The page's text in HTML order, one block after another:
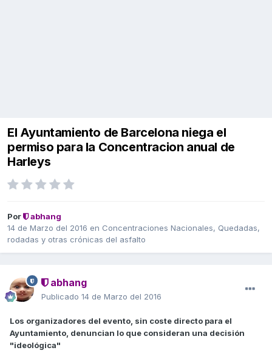
El Ayuntamiento de Barcelona niega el
permiso para la Concentracion anual de
Harleys
Por
abhang
14 de Marzo del 2016 en Concentraciones Nacionales, Quedadas,
rodadas y otras crónicas del asfalto
abhang
Publicado 14 de Marzo del 2016
Los organizadores del evento, sin coste directo para el
Ayuntamiento, denuncian lo que consideran una decisión
"ideológica"